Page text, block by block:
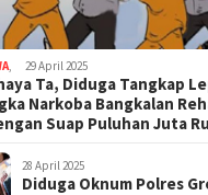
, 29 April 2025
Ta, Diduga Tangkap
Narkoba Bangkalan
Suap Puluhan Juta
28 April 2025
Diduga Oknum Polres